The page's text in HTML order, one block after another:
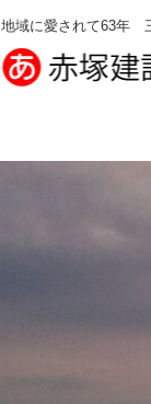
地域に愛されて63年